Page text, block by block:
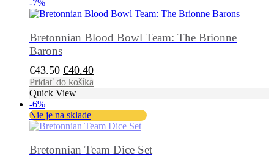
-7%
Bretonnian Blood Bowl Team: The Brionne
Barons
€43.50 Pôvodná
cena
bola:
€43.50.
€40.40Aktuálna
cena
€40.40.
Pridať do košíka
Quick View
-6%
Nie je na sklade
Bretonnian Team Dice Set